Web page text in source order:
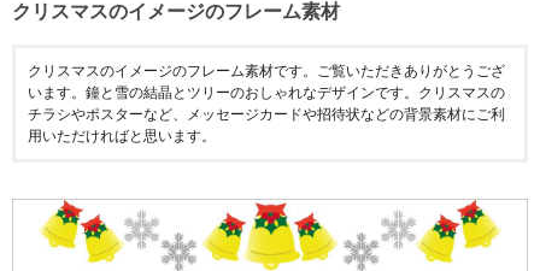
クリスマスのイメージのフレーム素材
クリスマスのイメージのフレーム素材です。ご覧いただきありがとうござ
います。鐘と雪の結晶とツリーのおしゃれなデザインです。クリスマスの
チラシやポスターなど、メッセージカードや招待状などの背景素材にご利
用いただければと思います。